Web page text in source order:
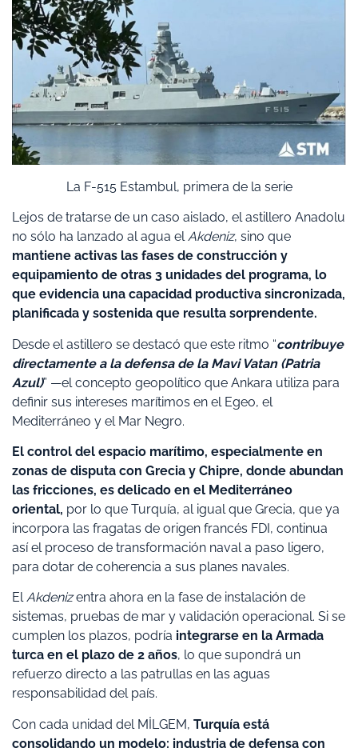
La F-515 Estambul, primera de la serie
Lejos de tratarse de un caso aislado, el astillero Anadolu
no sólo ha lanzado al agua elAkdeniz, sino que
mantiene activas las fases de construcción y
equipamiento de otras 3 unidades del programa, lo
que evidencia una capacidad productiva sincronizada,
planificada y sostenida que resulta sorprendente.
Desde el astillero se destacó que este ritmo “contribuye
directamente a la defensa de la Mavi Vatan (Patria
Azul)” —el concepto geopolítico que Ankara utiliza para
definir sus intereses marítimos en el Egeo, el
Mediterráneo y el Mar Negro.
El control del espacio marítimo, especialmente en
zonas de disputa con Grecia y Chipre, donde abundan
las fricciones, es delicado en el Mediterráneo
oriental, por lo que Turquía, al igual que Grecia, que ya
incorpora las fragatas de origen francés FDI, continua
así el proceso de transformación naval a paso ligero,
para dotar de coherencia a sus planes navales.
ElAkdenizentra ahora en la fase de instalación de
sistemas, pruebas de mar y validación operacional. Si se
cumplen los plazos, podría integrarse en la Armada
turca en el plazo de 2 años, lo que supondrá un
refuerzo directo a las patrullas en las aguas
responsabilidad del país.
Con cada unidad del MİLGEM, Turquía está
consolidando un modelo: industria de defensa con